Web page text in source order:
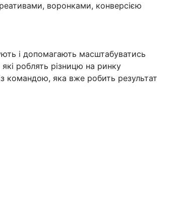
воронками, конверсією
і допомагають масштабуватись
роблять різницю на ринку
командою, яка вже робить результат